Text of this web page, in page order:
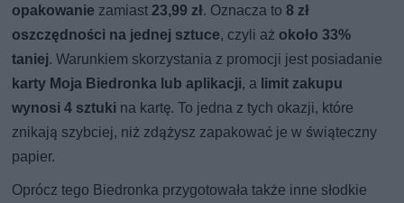
opakowanie zamiast23,99 zł. Oznacza to8 zł
oszczędności na jednej sztuce, czyli aż około 33%
taniej. Warunkiem skorzystania z promocji jest posiadanie
karty Moja Biedronka lub aplikacji, a limit zakupu
wynosi 4 sztuki na kartę. To jedna z tych okazji, które
znikają szybciej, niż zdążysz zapakować je w świąteczny
papier.
Oprócz tego Biedronka przygotowała także inne słodkie